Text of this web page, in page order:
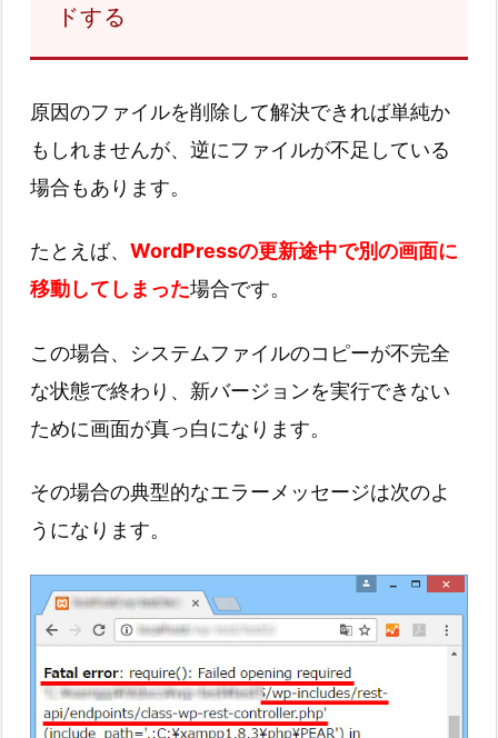
ドする
原因のファイルを削除して解決できれば単純か
もしれませんが、逆にファイルが不足している
場合もあります。
たとえば、 WordPressの更新途中で別の画面に
移動してしまった場合です。
この場合、システムファイルのコピーが不完全
な状態で終わり、新バージョンを実行できない
ために画面が真っ白になります。
その場合の典型的なエラーメッセージは次のよ
うになります。